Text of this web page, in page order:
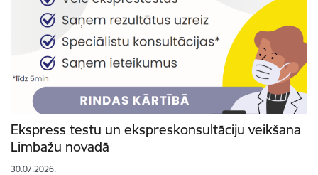
Ekspress testu un ekspreskonsultāciju veikšana
Limbažu novadā
30.07.2026.